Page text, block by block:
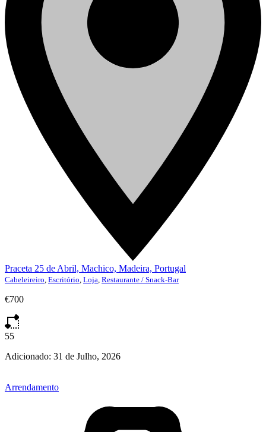
Praceta 25 de Abril, Machico, Madeira, Portugal
Cabeleireiro Escritório Loja Restaurante / Snack-Bar
€700
55
Adicionado: 31 de Julho, 2026
Arrendamento